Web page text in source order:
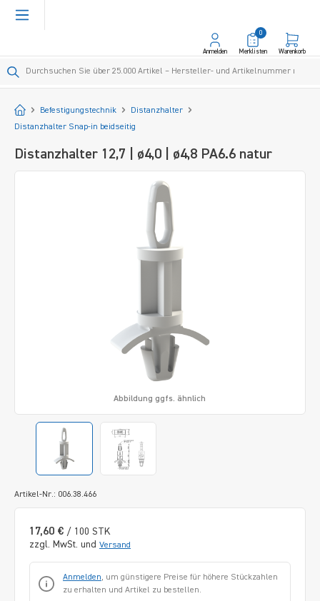
springen
Anmelden Merklisten
0
Warenkorb
Startseite
Befestigungstechnik
Distanzhalter
Distanzhalter Snap-in beidseitig
Distanzhalter 12,7 | ø4,0 | ø4,8 PA6.6 natur
Artikel-Nr.: 006.38.466
Abbildung ggfs. ähnlich
17,60 € / 100 STK
zzgl. MwSt. und Versand
Anmelden, um günstigere Preise für höhere Stückzahlen
zu erhalten und Artikel zu bestellen.